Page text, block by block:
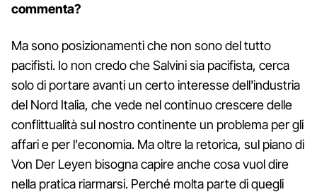
commenta?
Ma sono posizionamenti che non sono del tutto
pacifisti. Io non credo che Salvini sia pacifista, cerca
solo di portare avanti un certo interesse dell'industria
del Nord Italia, che vede nel continuo crescere delle
conflittualità sul nostro continente un problema per gli
affari e per l'economia. Ma oltre la retorica, sul piano di
Von Der Leyen bisogna capire anche cosa vuol dire
nella pratica riarmarsi. Perché molta parte di quegli